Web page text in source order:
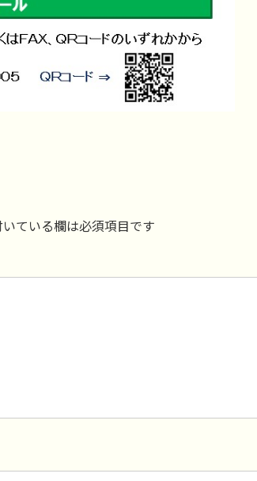
いている欄は必須項目です